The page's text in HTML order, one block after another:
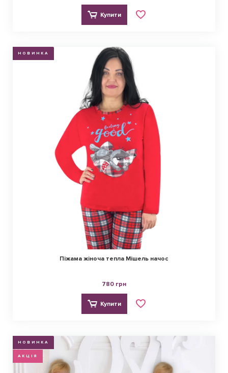
Купити
НОВИНКА
Піжама жіноча тепла Мішель начос
780 грн
Купити
НОВИНКА
АКЦІЯ